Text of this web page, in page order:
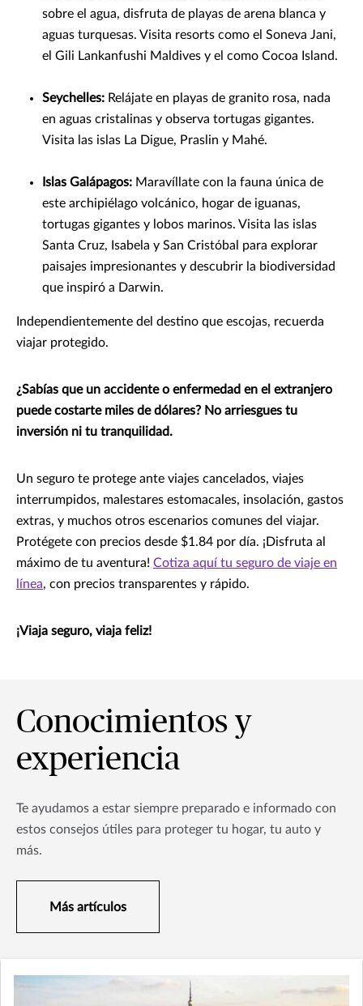
sobre el agua, disfruta de playas de arena blanca y
aguas turquesas. Visita resorts como el Soneva Jani,
el Gili Lankanfushi Maldives y el como Cocoa Island.
Seychelles: Relájate en playas de granito rosa, nada
en aguas cristalinas y observa tortugas gigantes.
Visita las islas La Digue, Praslin y Mahé.
Islas Galápagos: Maravíllate con la fauna única de
este archipiélago volcánico, hogar de iguanas,
tortugas gigantes y lobos marinos. Visita las islas
Santa Cruz, Isabela y San Cristóbal para explorar
paisajes impresionantes y descubrir la biodiversidad
que inspiró a Darwin.
Independientemente del destino que escojas, recuerda
viajar protegido.
¿Sabías que un accidente o enfermedad en el extranjero
puede costarte miles de dólares? No arriesgues tu
inversión ni tu tranquilidad.
Un seguro te protege ante viajes cancelados, viajes
interrumpidos, malestares estomacales, insolación, gastos
extras, y muchos otros escenarios comunes del viajar.
Protégete con precios desde $1.84 por día. ¡Disfruta al
máximo de tu aventura! Cotiza aquí tu seguro de viaje en
línea, con precios transparentes y rápido.
¡Viaja seguro, viaja feliz!
Conocimientos y
experiencia
Te ayudamos a estar siempre preparado e informado con
estos consejos útiles para proteger tu hogar, tu auto y
más.
Más artículos